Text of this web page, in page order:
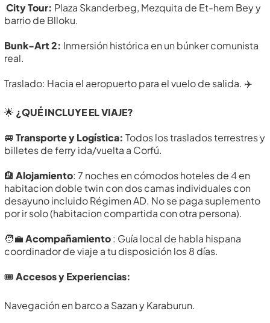
City Tour: Plaza Skanderbeg, Mezquita de Et-hem Bey y
barrio de Blloku.
Bunk-Art 2: Inmersión histórica en un búnker comunista
real.
Traslado: Hacia el aeropuerto para el vuelo de salida. ✈️
🌟 ¿QUÉ INCLUYE EL VIAJE?
🚐 Transporte y Logística: Todos los traslados terrestres y
billetes de ferry ida/vuelta a Corfú.
🏨 Alojamiento: 7 noches en cómodos hoteles de 4 en
habitacion doble twin con dos camas individuales con
desayuno incluido Régimen AD. No se paga suplemento
por ir solo (habitacion compartida con otra persona).
🧑‍💼Acompañamiento: Guía local de habla hispana
coordinador de viaje a tu disposición los 8 días.
🎟️Accesos y Experiencias:
Navegación en barco a Sazan y Karaburun.